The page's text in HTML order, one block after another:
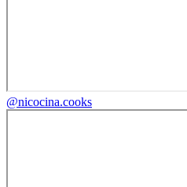
@nicocina.cooks